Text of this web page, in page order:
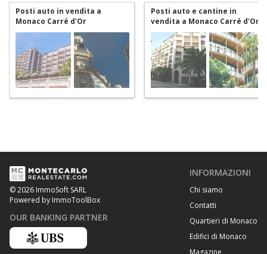
Posti auto in vendita a
Monaco Carré d'Or
Posti auto e cantine in
vendita a Monaco Carré d'Or
© 2026 ImmoSoft SARL
Powered by ImmoToolBox
OUR BANKING PARTNER
INFORMAZIONI
Chi siamo
Contatti
Quartieri di Monaco
Edifici di Monaco
Magazine